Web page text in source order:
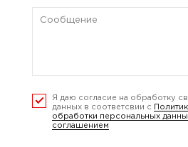
Я даю согласие на обработку
данных в соответсвии с
обработки персональных
соглашением